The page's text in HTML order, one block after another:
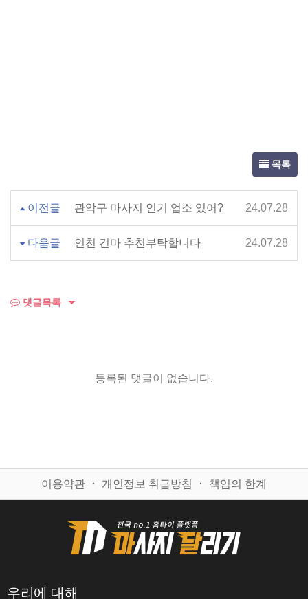
목록
이전글 관악구 마사지 인기 업소 있어? 24.07.28
다음글 인천 건마 추천부탁합니다 24.07.28
댓글목록
등록된 댓글이 없습니다.
이용약관 ㆍ 개인정보 취급방침 ㆍ 책임의 한계
우리에 대해